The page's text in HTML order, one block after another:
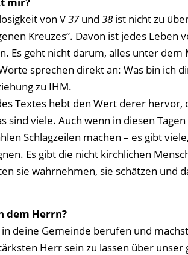
von V37und 38ist nicht zu
Kreuzes“. Davon ist jedes
Es geht nicht darum, alles unter
sprechen direkt an: Was bin ich
zu IHM.
Textes hebt den Wert derer
sind viele. Auch wenn in diesen
Schlagzeilen machen – es gibt
Es gibt die nicht kirchlichen
sie wahrnehmen, sie schätzen und
dem Herrn?
in deine Gemeinde berufen und
Herr sein zu lassen über